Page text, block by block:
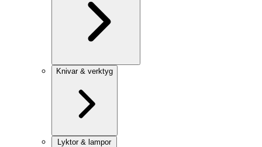
Knivar & verktyg
Lyktor & lampor